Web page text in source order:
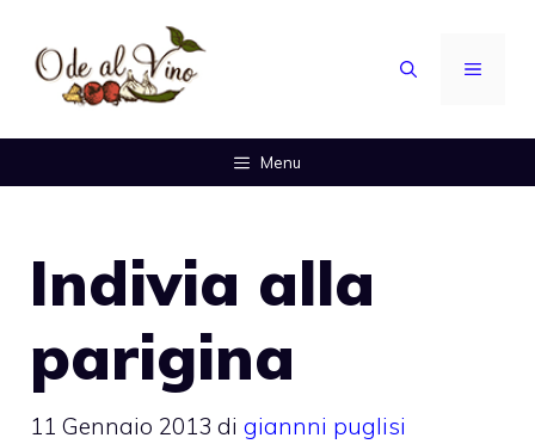
contenuto
MENU
Menu
Indivia alla
parigina
11 Gennaio 2013 di giannni puglisi